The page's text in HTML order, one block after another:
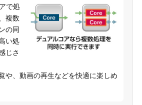
で処
複数
の同
い処
じさ
や、動画の再生などを快適に楽しめ